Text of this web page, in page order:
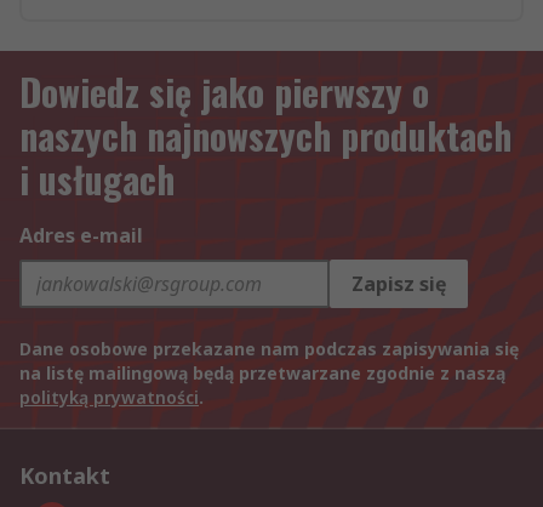
Dowiedz się jako pierwszy o
naszych najnowszych produktach
i usługach
Adres e-mail
Zapisz się
Dane osobowe przekazane nam podczas zapisywania się
na listę mailingową będą przetwarzane zgodnie z naszą
polityką prywatności.
Kontakt